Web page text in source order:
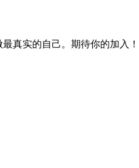
真实的自己。期待你的加入！